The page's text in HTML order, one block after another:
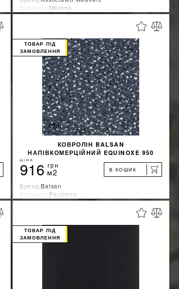
Колекція:Maxima
Країна-виробник:Бельгия
%
КУПИТИ
КОВРОЛІН BALSAN
НАПІВКОМЕРЦІЙНИЙ EQUINOXE 950
ТОВАР ПІД
ЗАМОВЛЕННЯ
ЦІНА
916 грн
м2 В КОШИК
Бренд:Balsan
Колекція:Equinoxe
Країна-виробник:Франция
%
ТОВАР ПІД
ЗАМОВЛЕННЯ